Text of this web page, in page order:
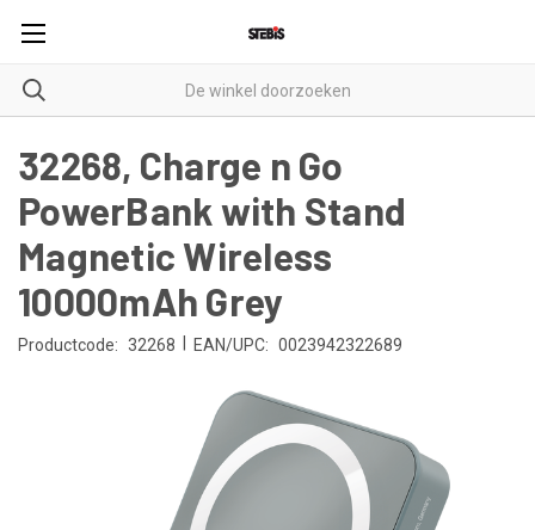
32268, Charge n Go
PowerBank with Stand
Magnetic Wireless
10000mAh Grey
Productcode: 32268 EAN/UPC: 0023942322689